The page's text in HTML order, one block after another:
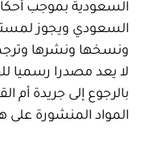
السعودية بموجب
السعودي ويجوز
ونسخها ونشرها
لا يعد مصدرا رسميا
بالرجوع إلى جريدة أم
المواد المنشورة على